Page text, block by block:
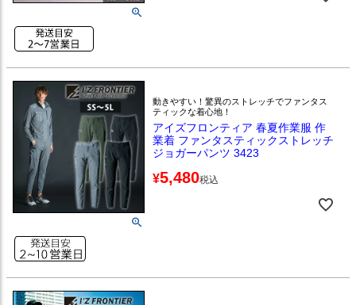
動きやすい！驚異のストレッチでファンタス
ティックな着心地！
アイズフロンティア 春夏作業服 作
業着 ファンタスティックストレッチ
ジョガーパンツ 3423
¥5,480税込